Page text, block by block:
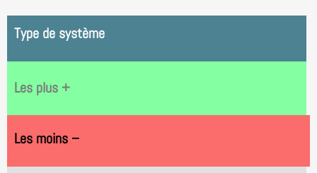
Type de système
Les plus +
Les moins –